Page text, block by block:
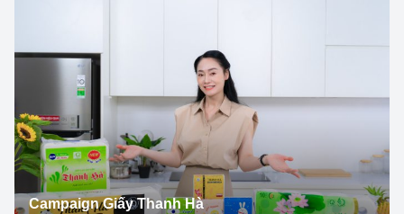
Campaign Giấy Thanh Hà